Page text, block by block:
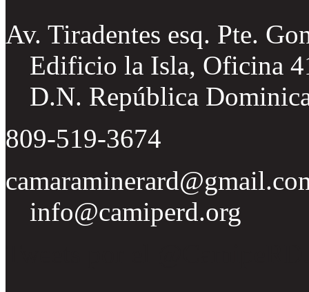
Av. Tiradentes esq. Pte.
Edificio la Isla, Oficina
D.N. República
809-519-3674
info@camiperd.org